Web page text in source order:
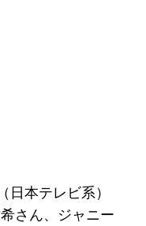
日本テレビ系）
さん、ジャニー